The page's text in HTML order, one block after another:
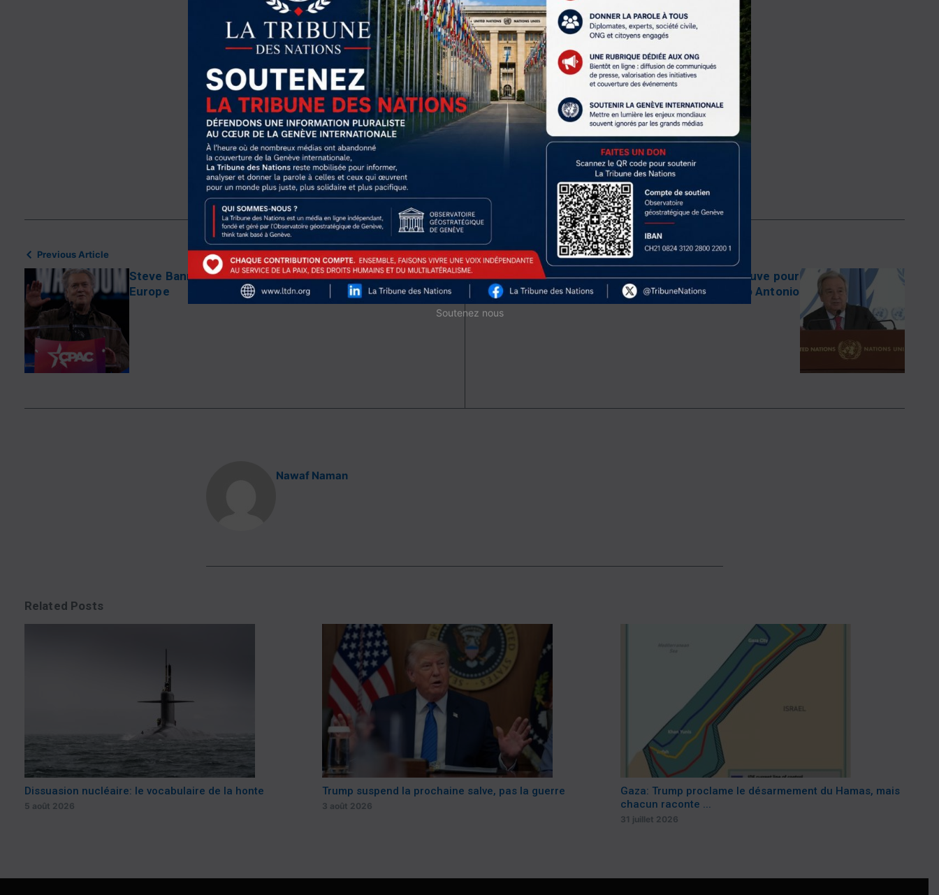
pétroliers. En définitive, en facilitant le dialogue entre les États-Unis et la Russie, l’Arabie saoudite ne se
contente pas de renforcer sa stature internationale. Elle redéfinit également les rapports de force régionaux,
posant un défi stratégique à l’Iran dans la quête d’influence au Moyen-Orient.
La diplomatie saoudienne, en jouant un rôle central dans la médiation entre Washington et Moscou, pourrait
bien rebattre les cartes du pouvoir au Moyen-Orient. Cette initiative place Riyad en position de force, tandis
que Téhéran pourrait voir son influence régionale s’éroder face à cette nouvelle donne géopolitique.
Share this Article
Previous Article
Steve Bannon : La croisade pour l’extrême droite en
Europe
Next Article
Conseil des droits de l’homme : Une nouvelle épreuve pour
António Antonio
Nawaf Naman
Related Posts
Dissuasion nucléaire: le vocabulaire de la honte
5 août 2026
Trump suspend la prochaine salve, pas la guerre
3 août 2026
Gaza: Trump proclame le désarmement du Hamas, mais
chacun raconte ...
31 juillet 2026
Soutenez nous